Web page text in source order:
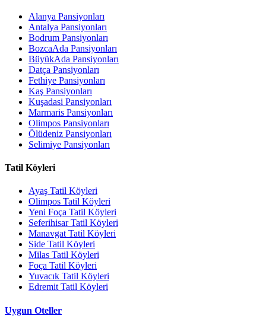
Alanya Pansiyonları
Antalya Pansiyonları
Bodrum Pansiyonları
BozcaAda Pansiyonları
BüyükAda Pansiyonları
Datça Pansiyonları
Fethiye Pansiyonları
Kaş Pansiyonları
Kuşadasi Pansiyonları
Marmaris Pansiyonları
Olimpos Pansiyonları
Ölüdeniz Pansiyonları
Selimiye Pansiyonları
Tatil Köyleri
Ayaş Tatil Köyleri
Olimpos Tatil Köyleri
Yeni Foça Tatil Köyleri
Seferihisar Tatil Köyleri
Manavgat Tatil Köyleri
Side Tatil Köyleri
Milas Tatil Köyleri
Foça Tatil Köyleri
Yuvacık Tatil Köyleri
Edremit Tatil Köyleri
Uygun Oteller